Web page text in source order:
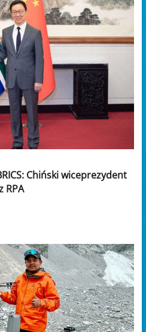
Chiński wiceprezydent
RPA